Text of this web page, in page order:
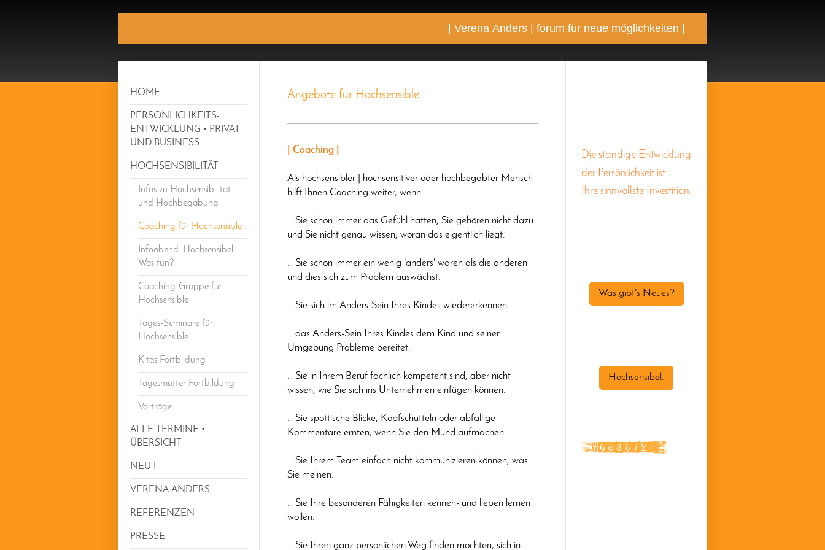
| Verena Anders | forum für neue möglichkeiten |
HOME
PERSÖNLICHKEITS-
ENTWICKLUNG • PRIVAT
UND BUSINESS
HOCHSENSIBILITÄT
Infos zu Hochsensibilität
und Hochbegabung
Coaching für Hochsensible
Infoabend: Hochsensibel -
Was tun?
Coaching-Gruppe für
Hochsensible
Tages-Seminare für
Hochsensible
Kitas Fortbildung
Tagesmütter Fortbildung
Vorträge
ALLE TERMINE •
ÜBERSICHT
NEU !
VERENA ANDERS
REFERENZEN
PRESSE
Angebote für Hochsensible
| Coaching |
Als hochsensibler | hochsensitiver oder hochbegabter Mensch
hilft Ihnen Coaching weiter, wenn …
… Sie schon immer das Gefühl hatten, Sie gehören nicht dazu
und Sie nicht genau wissen, woran das eigentlich liegt.
… Sie schon immer ein wenig 'anders' waren als die anderen
und dies sich zum Problem auswächst.
… Sie sich im Anders-Sein Ihres Kindes wiedererkennen.
… das Anders-Sein Ihres Kindes dem Kind und seiner
Umgebung Probleme bereitet.
… Sie in Ihrem Beruf fachlich kompetent sind, aber nicht
wissen, wie Sie sich ins Unternehmen einfügen können.
… Sie spöttische Blicke, Kopfschütteln oder abfällige
Kommentare ernten, wenn Sie den Mund aufmachen.
… Sie Ihrem Team einfach nicht kommunizieren können, was
Sie meinen.
… Sie Ihre besonderen Fähigkeiten kennen- und lieben lernen
wollen.
… Sie Ihren ganz persönlichen Weg finden möchten, sich in
Die ständige Entwicklung
der Persönlichkeit ist
Ihre sinnvollste Investition.
Was gibt's Neues?
Hochsensibel.